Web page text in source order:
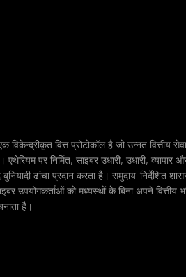
विकेन्द्रीकृत वित्त प्रोटोकॉल है जो उन्नत वित्तीय
एथेरियम पर निर्मित, साइबर उधारी, उधारी, व्यापार
ढांचा प्रदान करता है। समुदाय-निर्देशित
उपयोगकर्ताओं को मध्यस्थों के बिना अपने वित्तीय
है।